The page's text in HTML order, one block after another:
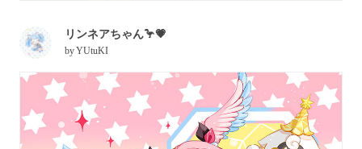
リンネアちゃん🦩💗
byYUtuKI